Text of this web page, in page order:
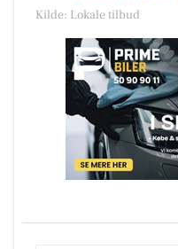
Kilde: Lokale tilbud